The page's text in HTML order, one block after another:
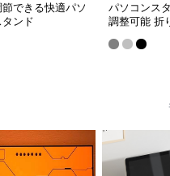
できる快適パソ
ンド
パソコンス
調整可能 折